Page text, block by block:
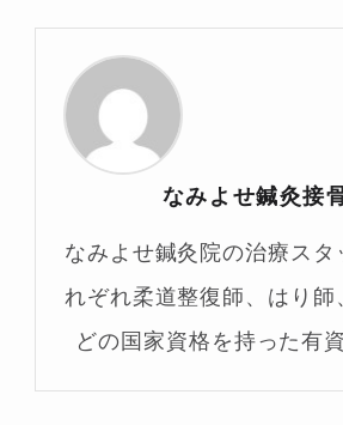
なみよせ鍼灸接
なみよせ鍼灸院の治療スタ
れぞれ柔道整復師、はり師
どの国家資格を持った有